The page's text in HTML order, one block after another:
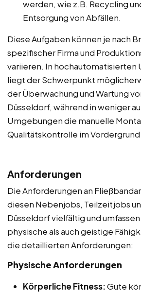
werden, wie z.B. Recycling
Entsorgung von Abfällen.
Diese Aufgaben können je nach
spezifischer Firma und
variieren. In hochautomatisierten
liegt der Schwerpunkt
der Überwachung und Wartung
Düsseldorf, während in weniger
Umgebungen die manuelle
Qualitätskontrolle im
Anforderungen
Die Anforderungen an
diesen Nebenjobs, Teilzeitjobs
Düsseldorf vielfältig und
physische als auch geistige
die detaillierten Anforderungen:
Physische Anforderungen
Körperliche Fitness:Gute